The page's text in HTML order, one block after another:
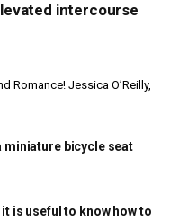
intercourse
Romance! Jessica O’Reilly,
miniature bicycle seat
it is useful to know how to